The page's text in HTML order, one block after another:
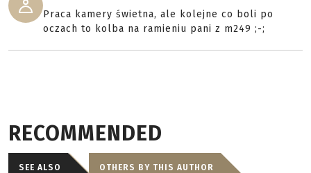
Praca kamery świetna, ale kolejne co boli po
oczach to kolba na ramieniu pani z m249 ;-;
RECOMMENDED
SEE ALSO OTHERS BY THIS AUTHOR